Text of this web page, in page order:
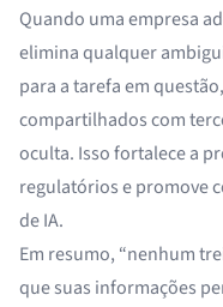
Quando uma empresa
elimina qualquer
para a tarefa em
compartilhados com
oculta. Isso fortalece a
regulatórios e promove
de IA.
Em resumo, “nenhum
que suas informações